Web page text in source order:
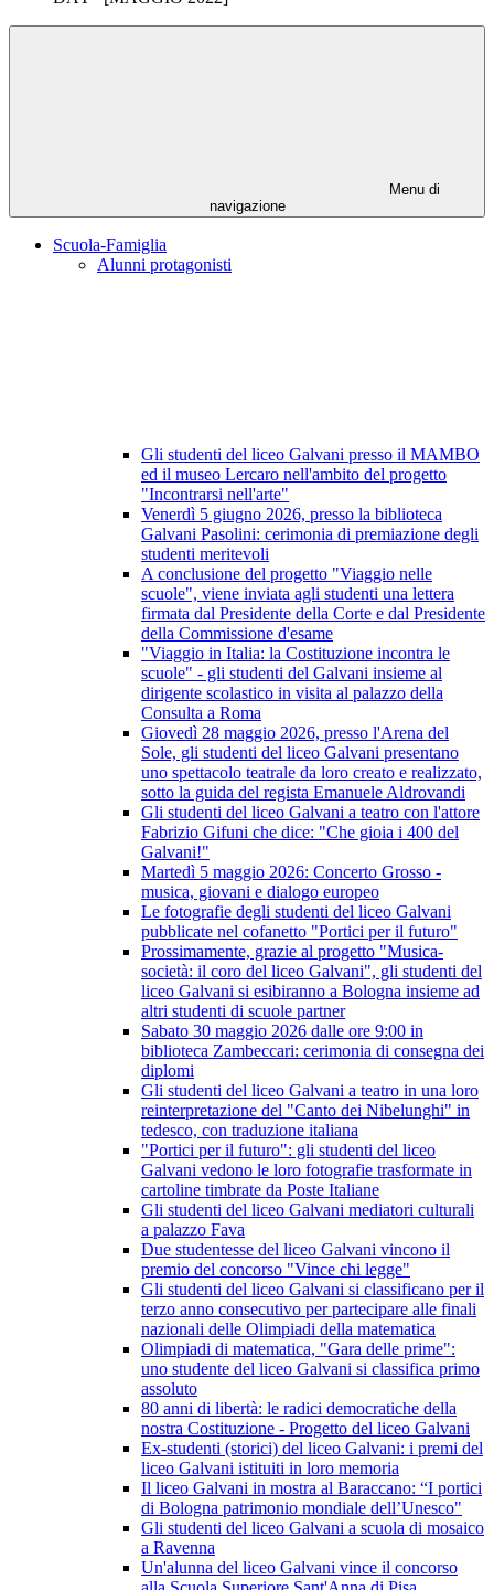
Menu di
navigazione
Scuola-Famiglia
Alunni protagonisti
Gli studenti del liceo Galvani presso il MAMBO
ed il museo Lercaro nell'ambito del progetto
"Incontrarsi nell'arte"
Venerdì 5 giugno 2026, presso la biblioteca
Galvani Pasolini: cerimonia di premiazione degli
studenti meritevoli
A conclusione del progetto "Viaggio nelle
scuole", viene inviata agli studenti una lettera
firmata dal Presidente della Corte e dal Presidente
della Commissione d'esame
"Viaggio in Italia: la Costituzione incontra le
scuole" - gli studenti del Galvani insieme al
dirigente scolastico in visita al palazzo della
Consulta a Roma
Giovedì 28 maggio 2026, presso l'Arena del
Sole, gli studenti del liceo Galvani presentano
uno spettacolo teatrale da loro creato e realizzato,
sotto la guida del regista Emanuele Aldrovandi
Gli studenti del liceo Galvani a teatro con l'attore
Fabrizio Gifuni che dice: "Che gioia i 400 del
Galvani!"
Martedì 5 maggio 2026: Concerto Grosso -
musica, giovani e dialogo europeo
Le fotografie degli studenti del liceo Galvani
pubblicate nel cofanetto "Portici per il futuro"
Prossimamente, grazie al progetto "Musica-
società: il coro del liceo Galvani", gli studenti del
liceo Galvani si esibiranno a Bologna insieme ad
altri studenti di scuole partner
Sabato 30 maggio 2026 dalle ore 9:00 in
biblioteca Zambeccari: cerimonia di consegna dei
diplomi
Gli studenti del liceo Galvani a teatro in una loro
reinterpretazione del "Canto dei Nibelunghi" in
tedesco, con traduzione italiana
"Portici per il futuro": gli studenti del liceo
Galvani vedono le loro fotografie trasformate in
cartoline timbrate da Poste Italiane
Gli studenti del liceo Galvani mediatori culturali
a palazzo Fava
Due studentesse del liceo Galvani vincono il
premio del concorso "Vince chi legge"
Gli studenti del liceo Galvani si classificano per il
terzo anno consecutivo per partecipare alle finali
nazionali delle Olimpiadi della matematica
Olimpiadi di matematica, "Gara delle prime":
uno studente del liceo Galvani si classifica primo
assoluto
80 anni di libertà: le radici democratiche della
nostra Costituzione - Progetto del liceo Galvani
Ex-studenti (storici) del liceo Galvani: i premi del
liceo Galvani istituiti in loro memoria
Il liceo Galvani in mostra al Baraccano: “I portici
di Bologna patrimonio mondiale dell’Unesco"
Gli studenti del liceo Galvani a scuola di mosaico
a Ravenna
Un'alunna del liceo Galvani vince il concorso